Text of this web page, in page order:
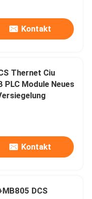
Kontakt
Thernet Ciu
PLC Module Neues
Kontakt
DCS